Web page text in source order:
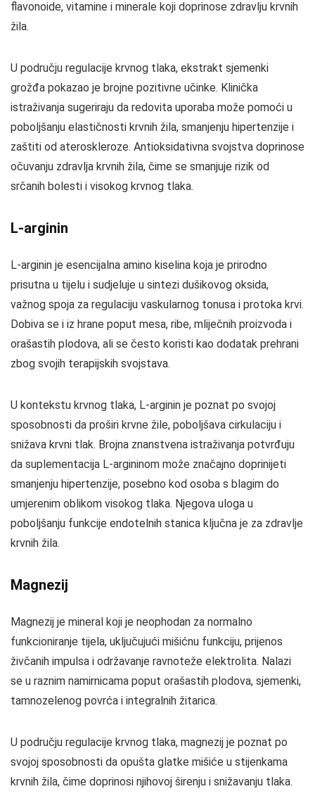
flavonoide, vitamine i minerale koji doprinose zdravlju krvnih
žila.
U području regulacije krvnog tlaka, ekstrakt sjemenki
grožđa pokazao je brojne pozitivne učinke. Klinička
istraživanja sugeriraju da redovita uporaba može pomoći u
poboljšanju elastičnosti krvnih žila, smanjenju hipertenzije i
zaštiti od ateroskleroze. Antioksidativna svojstva doprinose
očuvanju zdravlja krvnih žila, čime se smanjuje rizik od
srčanih bolesti i visokog krvnog tlaka.
L-arginin
L-arginin je esencijalna amino kiselina koja je prirodno
prisutna u tijelu i sudjeluje u sintezi dušikovog oksida,
važnog spoja za regulaciju vaskularnog tonusa i protoka krvi.
Dobiva se i iz hrane poput mesa, ribe, mliječnih proizvoda i
orašastih plodova, ali se često koristi kao dodatak prehrani
zbog svojih terapijskih svojstava.
U kontekstu krvnog tlaka, L-arginin je poznat po svojoj
sposobnosti da proširi krvne žile, poboljšava cirkulaciju i
snižava krvni tlak. Brojna znanstvena istraživanja potvrđuju
da suplementacija L-argininom može značajno doprinijeti
smanjenju hipertenzije, posebno kod osoba s blagim do
umjerenim oblikom visokog tlaka. Njegova uloga u
poboljšanju funkcije endotelnih stanica ključna je za zdravlje
krvnih žila.
Magnezij
Magnezij je mineral koji je neophodan za normalno
funkcioniranje tijela, uključujući mišićnu funkciju, prijenos
živčanih impulsa i održavanje ravnoteže elektrolita. Nalazi
se u raznim namirnicama poput orašastih plodova, sjemenki,
tamnozelenog povrća i integralnih žitarica.
U području regulacije krvnog tlaka, magnezij je poznat po
svojoj sposobnosti da opušta glatke mišiće u stijenkama
krvnih žila, čime doprinosi njihovoj širenju i snižavanju tlaka.